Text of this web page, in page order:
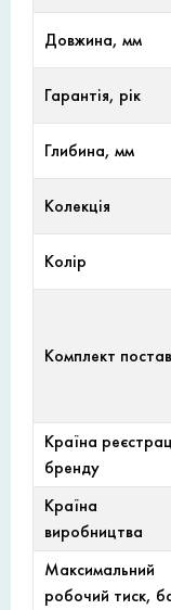
Довжина, мм
Гарантія, рік
Глибина, мм
Колекція
Колір
Комплект
Країна
бренду
Країна
виробництва
Максимальний
робочий тиск,